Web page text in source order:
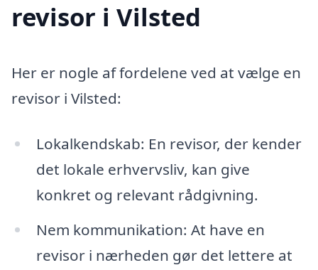
revisor i Vilsted
Her er nogle af fordelene ved at vælge en
revisor i Vilsted:
Lokalkendskab: En revisor, der kender
det lokale erhvervsliv, kan give
konkret og relevant rådgivning.
Nem kommunikation: At have en
revisor i nærheden gør det lettere at